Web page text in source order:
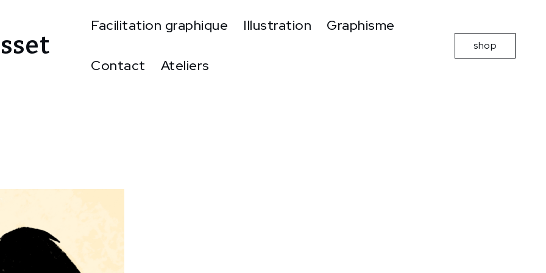
Facilitation graphique Illustration Graphisme
Contact Ateliers
shop